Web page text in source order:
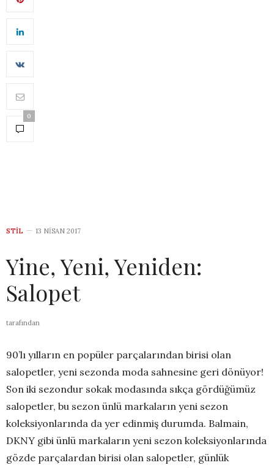
0
STIL 13 NISAN 2017
Yine, Yeni, Yeniden:
Salopet
tarafından
90’lı yılların en popüler parçalarından birisi olan
salopetler, yeni sezonda moda sahnesine geri dönüyor!
Son iki sezondur sokak modasında sıkça gördüğümüz
salopetler, bu sezon ünlü markaların yeni sezon
koleksiyonlarında da yer edinmiş durumda. Balmain,
DKNY gibi ünlü markaların yeni sezon koleksiyonlarında
gözde parçalardan birisi olan salopetler, günlük